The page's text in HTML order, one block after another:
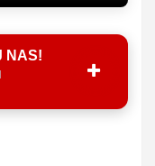
NAS!